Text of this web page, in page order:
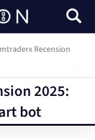
Recension
2025:
bot